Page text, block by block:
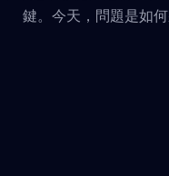
鍵。今天，問題是如何